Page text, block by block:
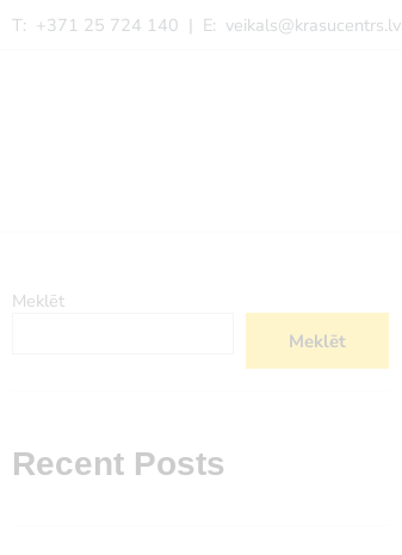
T: +371 25 724 140 | E: veikals@krasucentrs.lv
Meklēt
Meklēt
Recent Posts